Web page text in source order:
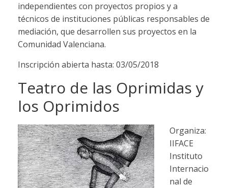
independientes con proyectos propios y a
técnicos de instituciones públicas responsables de
mediación, que desarrollen sus proyectos en la
Comunidad Valenciana.
Inscripción abierta hasta: 03/05/2018
Teatro de las Oprimidas y
los Oprimidos
Organiza:
IIFACE
Instituto
Internacio
nal de